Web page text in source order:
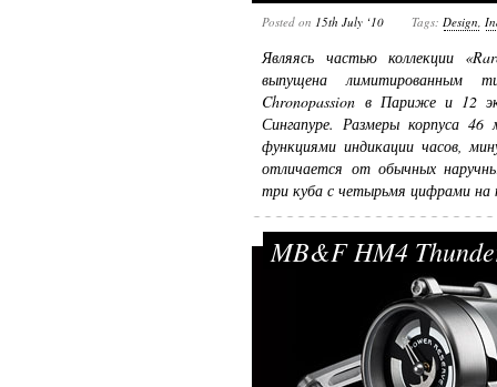
Posted on 15th July ‘10 Tags: Design,
Являясь частью коллекции
выпущена лимитированным
Chronopassion в Париже и 12
Сингапуре. Размеры корпуса
функциями индикации часов,
отличается от обычных
три куба с четырьмя цифрами на
MB&F HM4